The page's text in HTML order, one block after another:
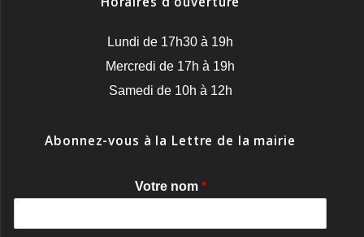
Lundi de 17h30 à 19h
Mercredi de 17h à 19h
Samedi de 10h à 12h
Abonnez-vous à la Lettre de la mairie
Votre nom *